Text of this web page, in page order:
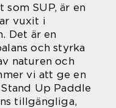
som SUP, är en
vuxit i
Det är en
och styrka
naturen och
vi att ge en
Up Paddle
tillgängliga,